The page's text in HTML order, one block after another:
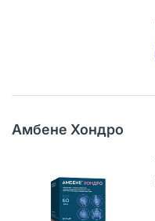
Амбене Хондро